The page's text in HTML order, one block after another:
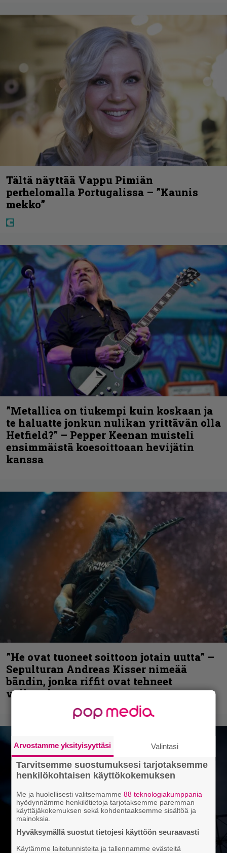
Tältä näyttää Vappu Pimiän
perhelomalla Portugalissa – ”Kaunis
mekko”
”Metallica on tiukempi kuin koskaan ja
te haluatte jonkun nulikan yrittävän olla
Hetfield?” – Pepper Keenan muisteli
ensimmäistä koesoittoaan hevijätin
kanssa
”He ovat tuoneet soittoon jotain uutta” –
Sepulturan Andreas Kisser nimeää
bändin, jonka riffit ovat tehneet
vaikutuksen
Arvostamme yksityisyyttäsi Valintasi
Tarvitsemme suostumuksesi tarjotaksemme
henkilökohtaisen käyttökokemuksen
Me ja huolellisesti valitsemamme88 teknologiakumppania
hyödynnämme henkilötietoja tarjotaksemme paremman
käyttäjäkokemuksen sekä kohdentaaksemme sisältöä ja
mainoksia.
Hyväksymällä suostut tietojesi käyttöön seuraavasti
Käytämme laitetunnisteita ja tallennamme evästeitä